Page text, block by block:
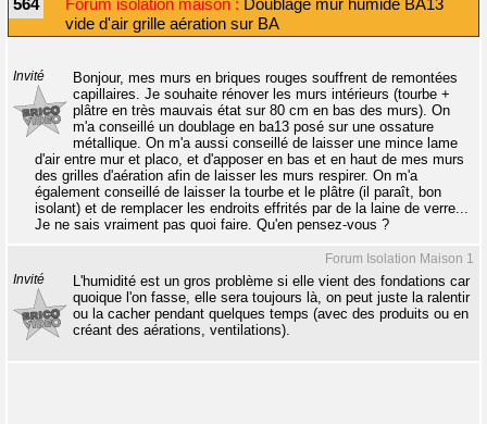
564 Forum isolation maison : Doublage mur humide BA13
vide d'air grille aération sur BA
Invité
Bonjour, mes murs en briques rouges souffrent de remontées
capillaires. Je souhaite rénover les murs intérieurs (tourbe +
plâtre en très mauvais état sur 80 cm en bas des murs). On
m'a conseillé un doublage en ba13 posé sur une ossature
métallique. On m'a aussi conseillé de laisser une mince lame
d'air entre mur et placo, et d'apposer en bas et en haut de mes murs
des grilles d'aération afin de laisser les murs respirer. On m'a
également conseillé de laisser la tourbe et le plâtre (il paraît, bon
isolant) et de remplacer les endroits effrités par de la laine de verre...
Je ne sais vraiment pas quoi faire. Qu'en pensez-vous ?
Forum Isolation Maison 1
Invité
L'humidité est un gros problème si elle vient des fondations car
quoique l'on fasse, elle sera toujours là, on peut juste la ralentir
ou la cacher pendant quelques temps (avec des produits ou en
créant des aérations, ventilations).